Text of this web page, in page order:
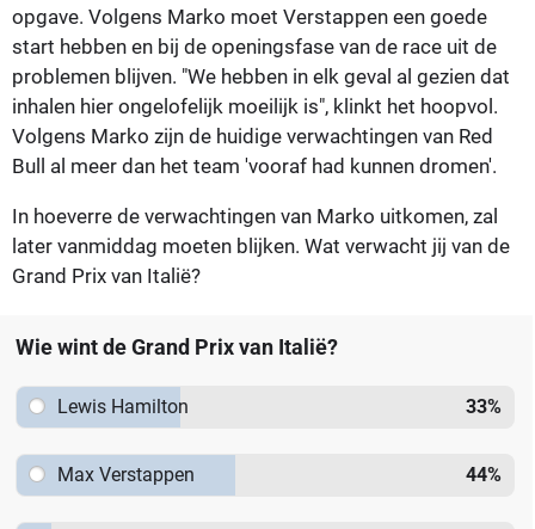
opgave. Volgens Marko moet Verstappen een goede
start hebben en bij de openingsfase van de race uit de
problemen blijven. "We hebben in elk geval al gezien dat
inhalen hier ongelofelijk moeilijk is", klinkt het hoopvol.
Volgens Marko zijn de huidige verwachtingen van Red
Bull al meer dan het team 'vooraf had kunnen dromen'.
In hoeverre de verwachtingen van Marko uitkomen, zal
later vanmiddag moeten blijken. Wat verwacht jij van de
Grand Prix van Italië?
Wie wint de Grand Prix van Italië?
Lewis Hamilton 33%
Max Verstappen 44%